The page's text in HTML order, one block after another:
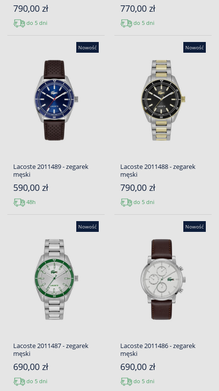
790,00 zł
do 5 dni
770,00 zł
do 5 dni
Nowość
Lacoste 2011489 - zegarek
męski
590,00 zł
48h
Nowość
Lacoste 2011488 - zegarek
męski
790,00 zł
do 5 dni
Nowość
Lacoste 2011487 - zegarek
męski
690,00 zł
do 5 dni
Nowość
Lacoste 2011486 - zegarek
męski
690,00 zł
do 5 dni